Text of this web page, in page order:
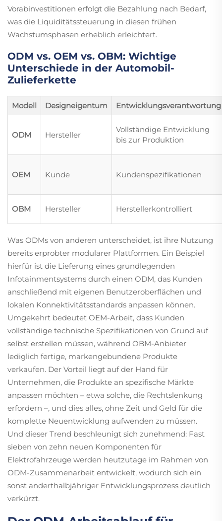
Vorabinvestitionen erfolgt die Bezahlung nach Bedarf,
was die Liquiditätssteuerung in diesen frühen
Wachstumsphasen erheblich erleichtert.
ODM vs. OEM vs. OBM: Wichtige
Unterschiede in der Automobil-
Zulieferkette
Modell Designeigentum Entwicklungsverantwortung
ODM Hersteller
Vollständige Entwicklung
bis zur Produktion
OEM Kunde Kundenspezifikationen
OBM Hersteller Herstellerkontrolliert
Was ODMs von anderen unterscheidet, ist ihre Nutzung
bereits erprobter modularer Plattformen. Ein Beispiel
hierfür ist die Lieferung eines grundlegenden
Infotainmentsystems durch einen ODM, das Kunden
anschließend mit eigenen Benutzeroberflächen und
lokalen Konnektivitätsstandards anpassen können.
Umgekehrt bedeutet OEM-Arbeit, dass Kunden
vollständige technische Spezifikationen von Grund auf
selbst erstellen müssen, während OBM-Anbieter
lediglich fertige, markengebundene Produkte
verkaufen. Der Vorteil liegt auf der Hand für
Unternehmen, die Produkte an spezifische Märkte
anpassen möchten – etwa solche, die Rechtslenkung
erfordern –, und dies alles, ohne Zeit und Geld für die
komplette Neuentwicklung aufwenden zu müssen.
Und dieser Trend beschleunigt sich zunehmend: Fast
sieben von zehn neuen Komponenten für
Elektrofahrzeuge werden heutzutage im Rahmen von
ODM-Zusammenarbeit entwickelt, wodurch sich ein
sonst anderthalbjähriger Entwicklungsprozess deutlich
verkürzt.